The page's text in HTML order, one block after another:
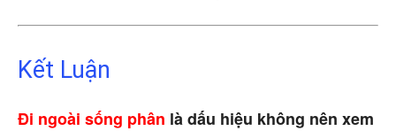
Kết Luận
Đi ngoài sống phân là dấu hiệu không nên xem